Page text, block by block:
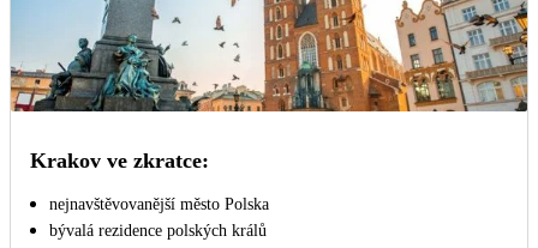
Krakov ve zkratce:
nejnavštěvovanější město Polska
bývalá rezidence polských králů